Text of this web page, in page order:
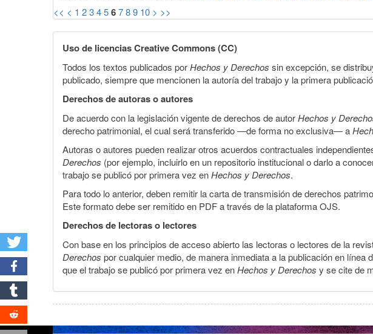
<< < 1 23456789 10 > >>
Uso de licencias Creative Commons (CC)
Todos los textos publicados porHechos y Derechos sin excepción, se
publicado, siempre que mencionen la autoría del trabajo y la primera
Derechos de autoras o autores
De acuerdo con la legislación vigente de derechos de autorHechos y
derecho patrimonial, el cual será transferido —de forma no exclusiva— a
Autoras o autores pueden realizar otros acuerdos contractuales
Derechos (por ejemplo, incluirlo en un repositorio institucional o darlo a
trabajo se publicó por primera vez enHechos y Derechos.
Para todo lo anterior, deben remitir la carta de transmisión de derechos
Este formato debe ser remitido en PDF a través de la plataforma OJS.
Derechos de lectoras o lectores
Con base en los principios de acceso abierto las lectoras o lectores de la
Derechos por cualquier medio, de manera inmediata a la publicación en
que el trabajo se publicó por primera vez enHechos y Derechos y se cite de